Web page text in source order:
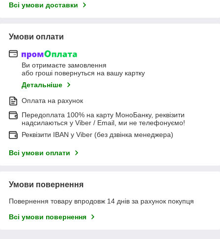
Всі умови доставки
Умови оплати
Ви отримаєте замовлення
або гроші повернуться на вашу картку
Детальніше
Оплата на рахунок
Передоплата 100% на карту МоноБанку, реквізити
надсилаються у Viber / Email, ми не телефонуємо!
Реквізити IBAN у Viber (без дзвінка менеджера)
Всі умови оплати
Умови повернення
Повернення товару впродовж 14 днів за рахунок покупця
Всі умови повернення